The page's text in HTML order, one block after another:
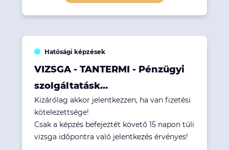
Hatósági képzések
VIZSGA - TANTERMI - Pénzügyi
szolgáltatásk...
Kizárólag akkor jelentkezzen, ha van fizetési
kötelezettsége!
Csak a képzés befejeztét követő 15 napon túli
vizsga időpontra való jelentkezés érvényes!